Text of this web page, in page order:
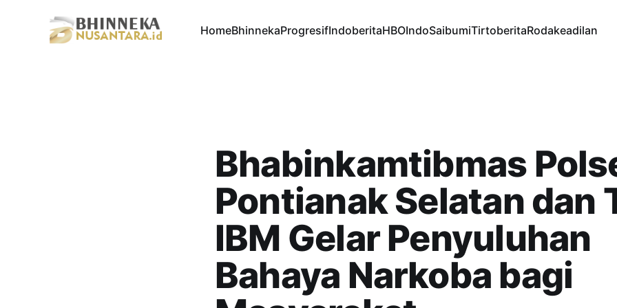
HomeBhinnekaProgresifIndoberitaHBOIndoSaibumiTirtoberitaRodakeadilan
Bhabinkamtibmas
Pontianak Selatan dan
IBM Gelar Penyuluhan
Bahaya Narkoba bagi